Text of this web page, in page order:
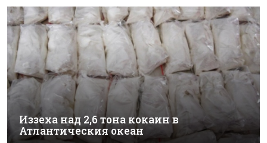
Иззеха над 2,6 тона кокаин в
Атлантическия океан